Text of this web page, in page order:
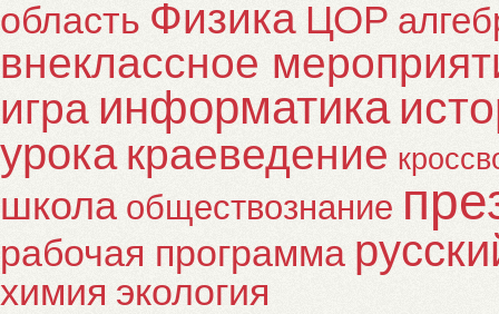
область Физика ЦОР
внеклассное
игра информатика
урока краеведение
школа обществознание
рабочая программа
химия экология